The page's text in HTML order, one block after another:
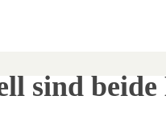
sind